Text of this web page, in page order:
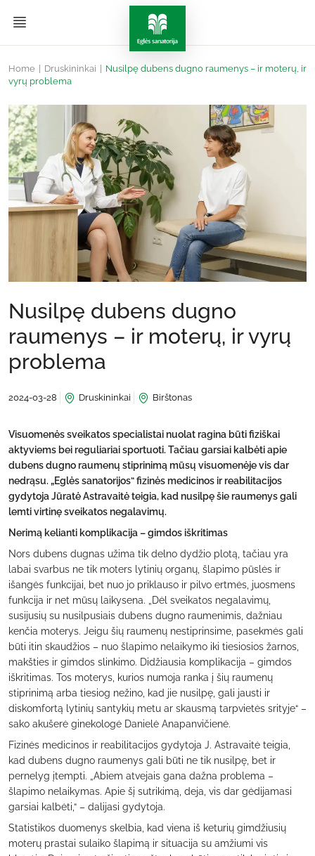
Home Druskininkai
Nusilpę dubens dugno raumenys – ir moterų, ir
vyrų problema
Nusilpę dubens dugno
raumenys – ir moterų, ir vyrų
problema
2024-03-28 Druskininkai Birštonas
Visuomenės sveikatos specialistai nuolat ragina būti fiziškai
aktyviems bei reguliariai sportuoti. Tačiau garsiai kalbėti apie
dubens dugno raumenų stiprinimą mūsų visuomenėje vis dar
nedrąsu. „Eglės sanatorijos“ fizinės medicinos ir reabilitacijos
gydytoja Jūratė Astravaitė teigia, kad nusilpę šie raumenys gali
lemti virtinę sveikatos negalavimų.
Nerimą kelianti komplikacija – gimdos iškritimas
Nors dubens dugnas užima tik delno dydžio plotą, tačiau yra
labai svarbus ne tik moters lytinių organų, šlapimo pūslės ir
išangės funkcijai, bet nuo jo priklauso ir pilvo ertmės, juosmens
funkcija ir net mūsų laikysena. „Dėl sveikatos negalavimų,
susijusių su nusilpusiais dubens dugno raumenimis, dažniau
kenčia moterys. Jeigu šių raumenų nestiprinsime, pasekmės gali
būti itin skaudžios – nuo šlapimo nelaikymo iki tiesiosios žarnos,
makšties ir gimdos slinkimo. Didžiausia komplikacija – gimdos
iškritimas. Tos moterys, kurios numoja ranka į šių raumenų
stiprinimą arba tiesiog nežino, kad jie nusilpę, gali jausti ir
diskomfortą lytinių santykių metu ar skausmą tarpvietės srityje“ –
sako akušerė ginekologė Danielė Anapanvičienė.
Fizinės medicinos ir reabilitacijos gydytoja J. Astravaitė teigia,
kad dubens dugno raumenys gali būti ne tik nusilpę, bet ir
pernelyg įtempti. „Abiem atvejais gana dažna problema –
šlapimo nelaikymas. Apie šį sutrikimą, deja, vis dar gėdijamasi
garsiai kalbėti,“ – dalijasi gydytoja.
Statistikos duomenys skelbia, kad viena iš keturių gimdžiusių
moterų prastai sulaiko šlapimą ir situacija su amžiumi vis